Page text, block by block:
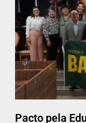
Pacto pela